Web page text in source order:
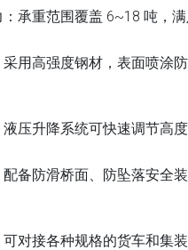
承重范围覆盖 6~18 吨，满
用高强度钢材，表面喷涂
压升降系统可快速调节高度
备防滑桥面、防坠落安全
对接各种规格的货车和集